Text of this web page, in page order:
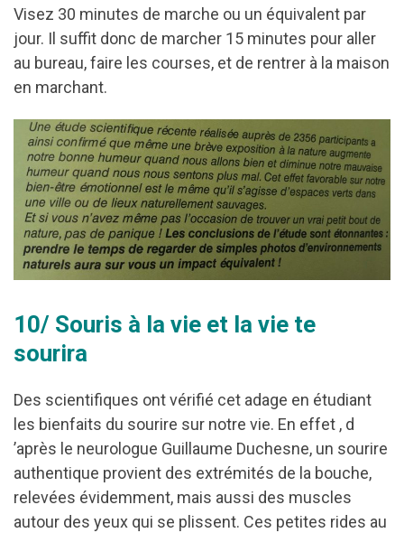
Visez 30 minutes de marche ou un équivalent par
jour. Il suffit donc de marcher 15 minutes pour aller
au bureau, faire les courses, et de rentrer à la maison
en marchant.
10/ Souris à la vie et la vie te
sourira
Des scientifiques ont vérifié cet adage en étudiant
les bienfaits du sourire sur notre vie. En effet , d
’après le neurologue Guillaume Duchesne, un sourire
authentique provient des extrémités de la bouche,
relevées évidemment, mais aussi des muscles
autour des yeux qui se plissent. Ces petites rides au